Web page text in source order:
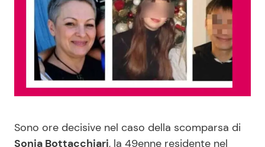
News Spettacolo
Benessere
Mondo Mamma
Cucina e Ricette
Consigli di Cucina
Le Ricette in TV
Sono ore decisive nel caso della scomparsa di
Sonia Bottacchiari, la 49enne residente nel